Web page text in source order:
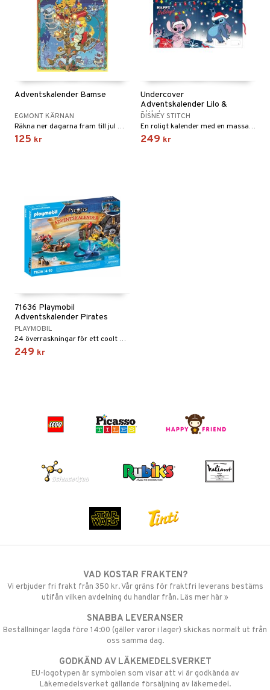
Adventskalender Bamse
EGMONT KÄRNAN
Räkna ner dagarna fram till jul med Bamse!
125 kr
Undercover
Adventskalender Lilo &
Stitch
DISNEY STITCH
En roligt kalender med en massa skrivtillbehör.
249 kr
71636 Playmobil
Adventskalender Pirates
PLAYMOBIL
24 överraskningar för ett coolt piratäventyr!
249 kr
VAD KOSTAR FRAKTEN?
Vi erbjuder fri frakt från 350 kr. Vår gräns för fraktfri leverans bestäms
utifån vilken avdelning du handlar från. Läs mer här »
SNABBA LEVERANSER
Beställningar lagda före 14:00 (gäller varor i lager) skickas normalt ut från
oss samma dag.
GODKÄND AV LÄKEMEDELSVERKET
EU-logotypen är symbolen som visar att vi är godkända av
Läkemedelsverket gällande försäljning av läkemedel.